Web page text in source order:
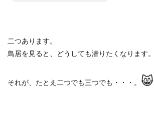
二つあります。
鳥居を見ると、どうしても潜りたくなります。
それが、たとえ二つでも三つでも・・・。 😸